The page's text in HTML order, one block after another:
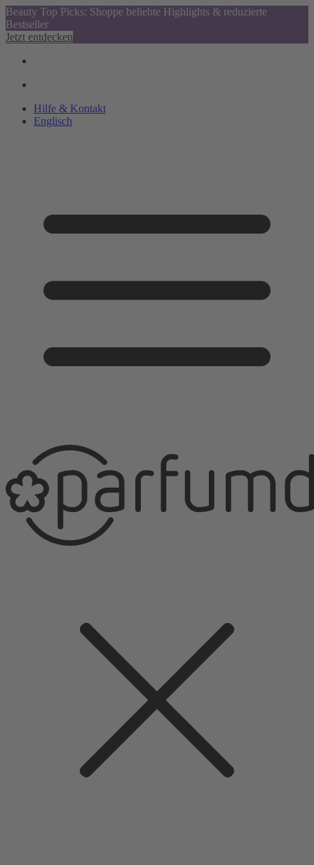
Beauty Top Picks: Shoppe beliebte Highlights & reduzierte
Bestseller
Jetzt entdecken
Hilfe & Kontakt
Englisch